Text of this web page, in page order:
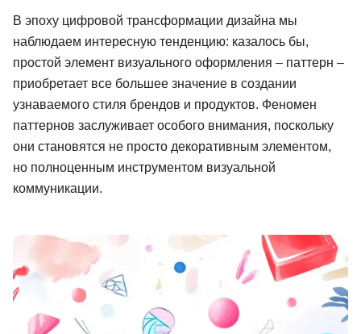
В эпоху цифровой трансформации дизайна мы
наблюдаем интересную тенденцию: казалось бы,
простой элемент визуального оформления – паттерн –
приобретает все большее значение в создании
узнаваемого стиля брендов и продуктов. Феномен
паттернов заслуживает особого внимания, поскольку
они становятся не просто декоративным элементом,
но полноценным инструментом визуальной
коммуникации.
Разработка
Маркетинг
Дизайн
Аналитика
Менеджмент
Иностранные языки
ДПО
Детям
Акции и промокоды